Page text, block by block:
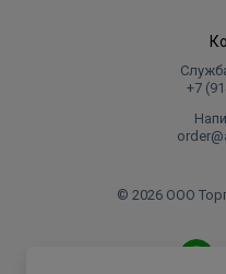
+7
© 2026 ООО